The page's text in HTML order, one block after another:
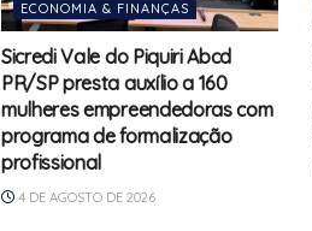
ECONOMIA & FINANÇAS
Sicredi Vale do Piquiri Abcd
PR/SP presta auxílio a 160
mulheres empreendedoras com
programa de formalização
profissional
4 DE AGOSTO DE 2026